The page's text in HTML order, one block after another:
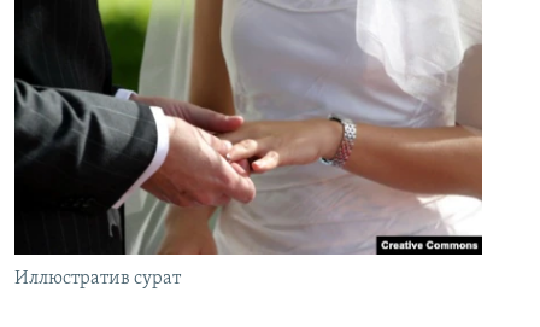
Иллюстратив сурат